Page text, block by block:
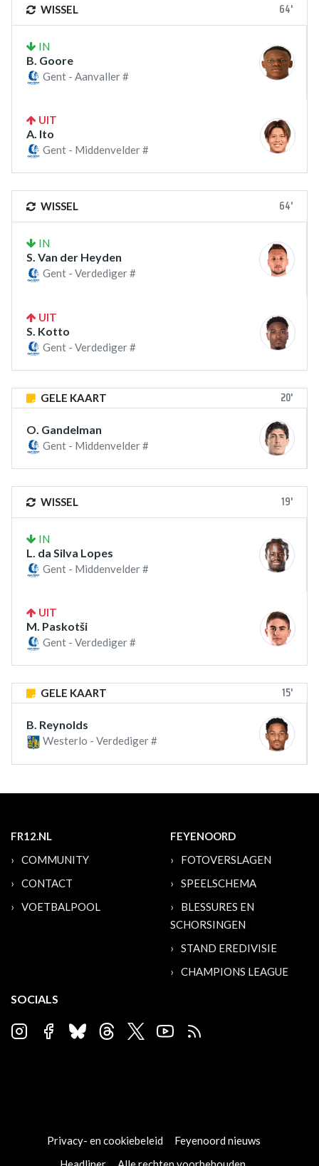
WISSEL 64'
IN
B. Goore
Gent - Aanvaller #
UIT
A. Ito
Gent - Middenvelder #
WISSEL 64'
IN
S. Van der Heyden
Gent - Verdediger #
UIT
S. Kotto
Gent - Verdediger #
GELE KAART 20'
O. Gandelman
Gent - Middenvelder #
WISSEL 19'
IN
L. da Silva Lopes
Gent - Middenvelder #
UIT
M. Paskotši
Gent - Verdediger #
GELE KAART 15'
B. Reynolds
Westerlo - Verdediger #
FR12.NL
COMMUNITY
CONTACT
VOETBALPOOL
FEYENOORD
FOTOVERSLAGEN
SPEELSCHEMA
BLESSURES EN
SCHORSINGEN
STAND EREDIVISIE
CHAMPIONS LEAGUE
SOCIALS
Privacy- en cookiebeleid
Feyenoord nieuws